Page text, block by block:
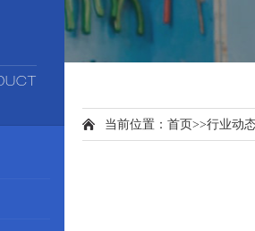
当前位置： 首页>>行业动